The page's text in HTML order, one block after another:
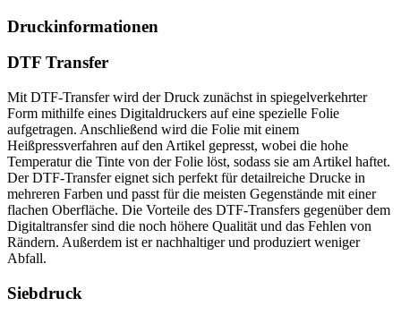
Druckinformationen
DTF Transfer
Mit DTF-Transfer wird der Druck zunächst in spiegelverkehrter
Form mithilfe eines Digitaldruckers auf eine spezielle Folie
aufgetragen. Anschließend wird die Folie mit einem
Heißpressverfahren auf den Artikel gepresst, wobei die hohe
Temperatur die Tinte von der Folie löst, sodass sie am Artikel haftet.
Der DTF-Transfer eignet sich perfekt für detailreiche Drucke in
mehreren Farben und passt für die meisten Gegenstände mit einer
flachen Oberfläche. Die Vorteile des DTF-Transfers gegenüber dem
Digitaltransfer sind die noch höhere Qualität und das Fehlen von
Rändern. Außerdem ist er nachhaltiger und produziert weniger
Abfall.
Siebdruck